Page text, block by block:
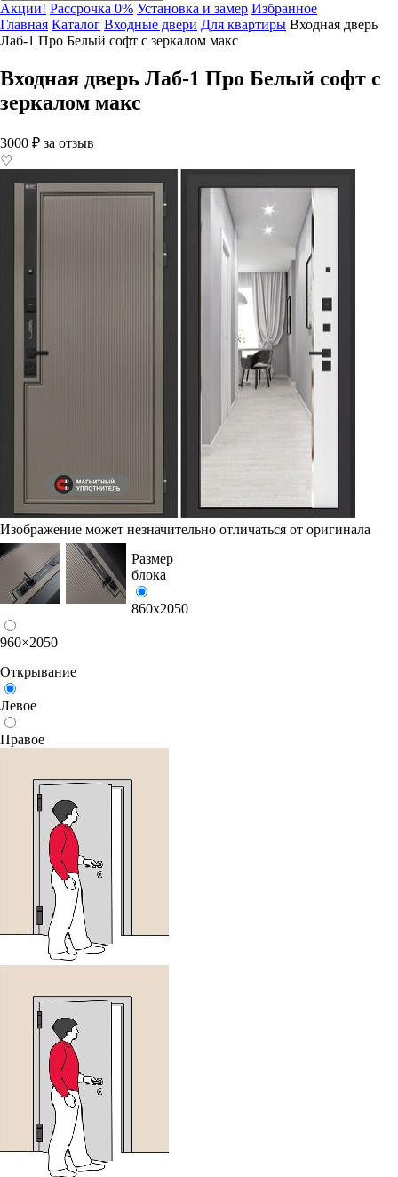
Акции! Рассрочка 0% Установка и замер Избранное
Главная Каталог Входные двери Для квартиры Входная дверь
Лаб-1 Про Белый софт с зеркалом макс
Входная дверь Лаб-1 Про Белый софт с
зеркалом макс
3000 ₽ за отзыв
♡
Изображение может незначительно отличаться от оригинала
Размер
блока
860х2050
960×2050
Открывание
Левое
Правое